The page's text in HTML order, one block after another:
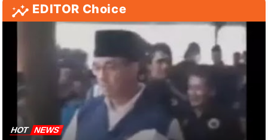
EDITOR Choice
HOT NEWS